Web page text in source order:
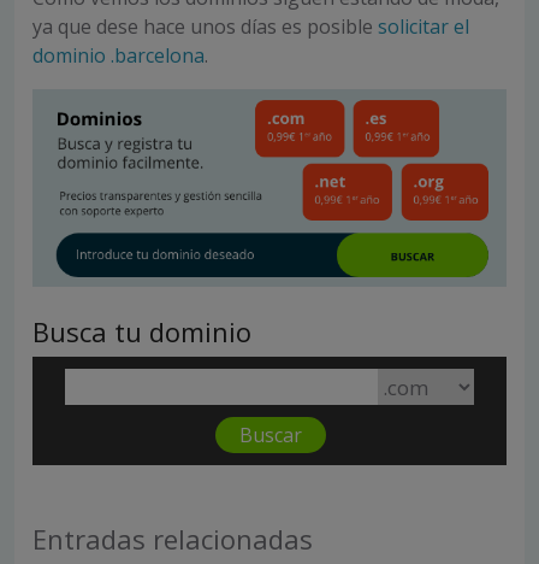
ya que dese hace unos días es posible solicitar el
dominio .barcelona.
Busca tu dominio
Entradas relacionadas